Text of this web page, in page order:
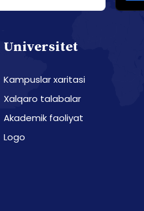
Universitet
Kampuslar xaritasi
Xalqaro talabalar
Akademik faoliyat
Logo